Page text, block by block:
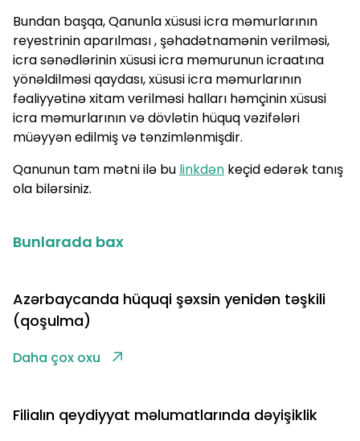
Bundan başqa, Qanunla xüsusi icra məmurlarının
reyestrinin aparılması , şəhadətnamənin verilməsi,
icra sənədlərinin xüsusi icra məmurunun icraatına
yönəldilməsi qaydası, xüsusi icra məmurlarının
fəaliyyətinə xitam verilməsi halları həmçinin xüsusi
icra məmurlarının və dövlətin hüquq vəzifələri
müəyyən edilmiş və tənzimlənmişdir.
Qanunun tam mətni ilə bu linkdən keçid edərək tanış
ola bilərsiniz.
Bunlarada bax
Azərbaycanda hüquqi şəxsin yenidən təşkili
(qoşulma)
Daha çox oxu
Filialın qeydiyyat məlumatlarında dəyişiklik